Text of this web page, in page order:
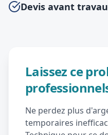
Devis avant
Laissez ce
Ne perdez plus
temporaires